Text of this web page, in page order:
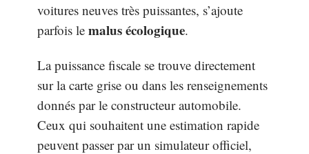
voitures neuves très puissantes, s’ajoute
parfois le malus écologique.
La puissance fiscale se trouve directement
sur la carte grise ou dans les renseignements
donnés par le constructeur automobile.
Ceux qui souhaitent une estimation rapide
peuvent passer par un simulateur officiel,